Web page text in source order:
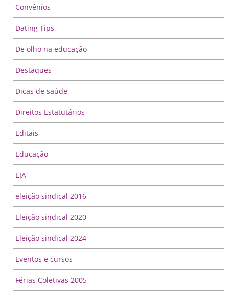
Convênios
Dating Tips
De olho na educação
Destaques
Dicas de saúde
Direitos Estatutários
Editais
Educação
EJA
eleição sindical 2016
Eleição sindical 2020
Eleição sindical 2024
Eventos e cursos
Férias Coletivas 2005